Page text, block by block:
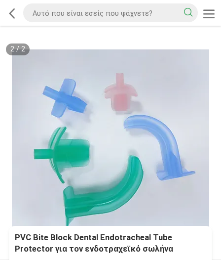
2/2
PVC Bite Block Dental Endotracheal Tube
Protector για τον ενδοτραχεϊκό σωλήνα